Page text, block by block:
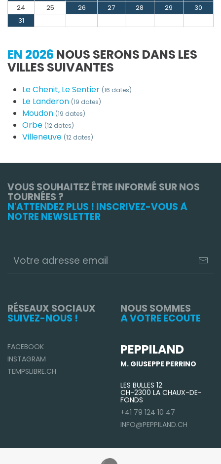
24
25 26 27 28 29
30
31
EN 2026 NOUS SERONS DANS LES
VILLES SUIVANTES
Le Chenit, Le Sentier (16 dates)
Le Landeron (19 dates)
Moudon (19 dates)
Orbe (12 dates)
Villeneuve (12 dates)
VOUS SOUHAITEZ ÊTRE INFORMÉ SUR NOS
TOURNÉES ?
N'ATTENDEZ PLUS ! INSCRIVEZ-VOUS À
NOTRE NEWSLETTER
RÉSEAUX SOCIAUX
SUIVEZ-NOUS !
FACEBOOK
INSTAGRAM
TEMPSLIBRE.CH
NOUS SOMMES
À VOTRE ÉCOUTE
PEPPILAND
M. GIUSEPPE PERRINO
LES BULLES 12
CH-2300 LA CHAUX-DE-
FONDS
+41 79 124 10 47
INFO@PEPPILAND.CH